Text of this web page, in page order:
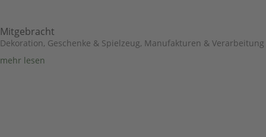
Mitgebracht
Dekoration, Geschenke & Spielzeug, Manufakturen & Verarbeitung
mehr lesen